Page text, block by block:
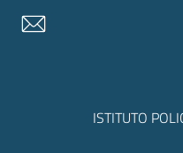
ISTITUTO